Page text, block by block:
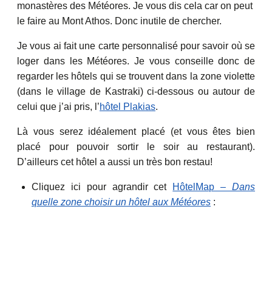
monastères des Météores. Je vous dis cela car on peut
le faire au Mont Athos. Donc inutile de chercher.
Je vous ai fait une carte personnalisé pour savoir où se
loger dans les Météores. Je vous conseille donc de
regarder les hôtels qui se trouvent dans la zone violette
(dans le village de Kastraki) ci-dessous ou autour de
celui que j’ai pris, l’hôtel Plakias.
Là vous serez idéalement placé (et vous êtes bien
placé pour pouvoir sortir le soir au restaurant).
D’ailleurs cet hôtel a aussi un très bon restau!
Cliquez ici pour agrandir cet HôtelMap –Dans
quelle zone choisir un hôtel aux Météores :